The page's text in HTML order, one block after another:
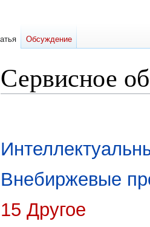
Сервисное
Внебиржевые
15 Другое
Обсуждение